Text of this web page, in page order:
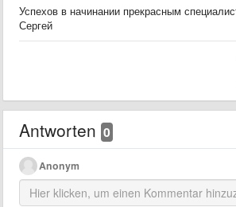
Успехов в начинании прекрасным
Сергей
Antworten 0
Anonym